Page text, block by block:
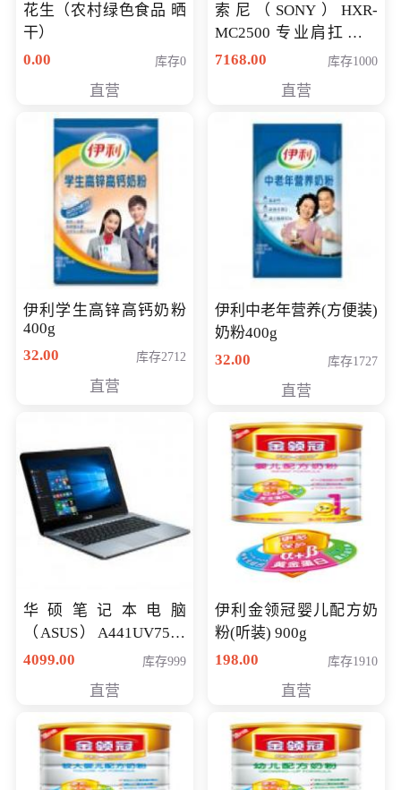
花生（农村绿色食品 晒
干）
0.00
库存0
直营
索尼（SONY）HXR-
MC2500 专业肩扛式存
储卡全高清摄录一体机
清入门级摄像机
7168.00 库存1000
直营
伊利学生高锌高钙奶粉
400g
32.00
库存2712
直营
伊利中老年营养(方便装)
奶粉400g
32.00
库存1727
直营
华硕笔记本电脑
（ASUS）A441UV7500
顽石（7代i7-7500U 4G
4099.00 库存999
直营
伊利金领冠婴儿配方奶
粉(听装) 900g
198.00
库存1910
直营